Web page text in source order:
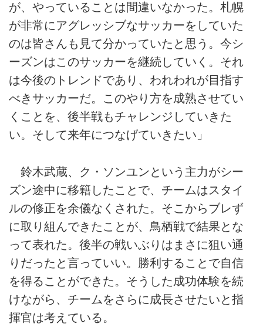
が、やっていることは間違いなかった。札幌
が非常にアグレッシブなサッカーをしていた
のは皆さんも見て分かっていたと思う。今シ
ーズンはこのサッカーを継続していく。それ
は今後のトレンドであり、われわれが目指す
べきサッカーだ。このやり方を成熟させてい
くことを、後半戦もチャレンジしていきた
い。そして来年につなげていきたい」
鈴木武蔵、ク・ソンユンという主力がシー
ズン途中に移籍したことで、チームはスタイ
ルの修正を余儀なくされた。そこからブレず
に取り組んできたことが、鳥栖戦で結果とな
って表れた。後半の戦いぶりはまさに狙い通
りだったと言っていい。勝利することで自信
を得ることができた。そうした成功体験を続
けながら、チームをさらに成長させたいと指
揮官は考えている。